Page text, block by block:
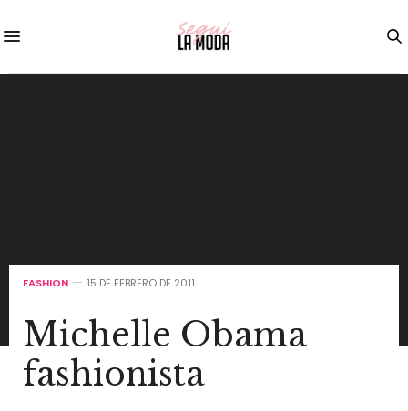
FASHION 15 DE FEBRERO DE 2011
Michelle Obama
fashionista